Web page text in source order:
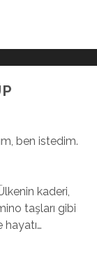
istedim.
kaderi,
taşları gibi